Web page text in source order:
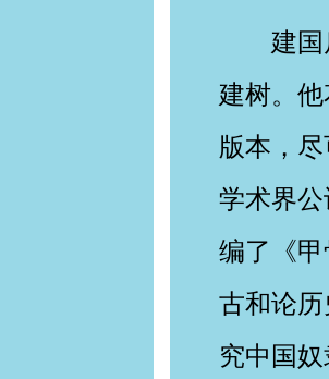
建
建树。
版本，
学术界
编了《
古和论
究中国